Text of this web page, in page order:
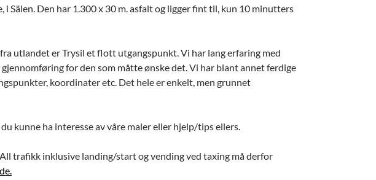
Sälen. Den har 1.300 x 30 m. asfalt og ligger fint til, kun 10 minutters
utlandet er Trysil et flott utgangspunkt. Vi har lang erfaring med
for den som måtte ønske det. Vi har blant annet ferdige
koordinater etc. Det hele er enkelt, men grunnet
kunne ha interesse av våre maler eller hjelp/tips ellers.
trafikk inklusive landing/start og vending ved taxing må derfor